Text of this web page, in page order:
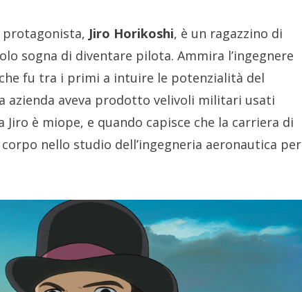
protagonista, Jiro Horikoshi, è un ragazzino di
sogna di diventare pilota. Ammira l’ingegnere
fu tra i primi a intuire le potenzialità del
azienda aveva prodotto velivoli militari usati
è miope, e quando capisce che la carriera di
nello studio dell’ingegneria aeronautica per